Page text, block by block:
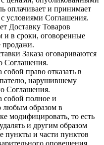
оплачивает и принимает
условиями Соглашения.
Доставку Товаров
и в сроки, оговоренные
продажи.
Заказа оговариваются
Соглашения.
собой право отказать в
нарушившему
Соглашения.
собой полное и
любым образом в
модифицировать, то есть
и другим образом
пункты и части пунктов
оповещения